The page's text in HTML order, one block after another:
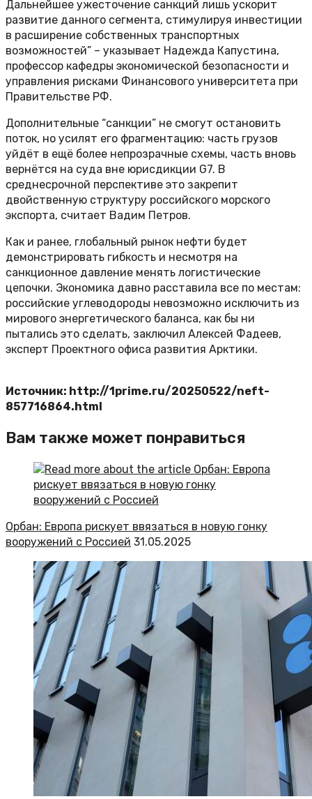
Дальнейшее ужесточение санкций лишь ускорит
развитие данного сегмента, стимулируя инвестиции
в расширение собственных транспортных
возможностей” – указывает Надежда Капустина,
профессор кафедры экономической безопасности и
управления рисками Финансового университета при
Правительстве РФ.
Дополнительные “санкции” не смогут остановить
поток, но усилят его фрагментацию: часть грузов
уйдёт в ещё более непрозрачные схемы, часть вновь
вернётся на суда вне юрисдикции G7. В
среднесрочной перспективе это закрепит
двойственную структуру российского морского
экспорта, считает Вадим Петров.
Как и ранее, глобальный рынок нефти будет
демонстрировать гибкость и несмотря на
санкционное давление менять логистические
цепочки. Экономика давно расставила все по местам:
российские углеводороды невозможно исключить из
мирового энергетического баланса, как бы ни
пытались это сделать, заключил Алексей Фадеев,
эксперт Проектного офиса развития Арктики.
Источник: http://1prime.ru/20250522/neft-
857716864.html
Вам также может понравиться
Орбан: Европа рискует ввязаться в новую гонку
вооружений с Россией 31.05.2025